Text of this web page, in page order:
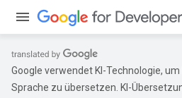
Google verwendet KI-Technologie,
Sprache zu übersetzen. KI-